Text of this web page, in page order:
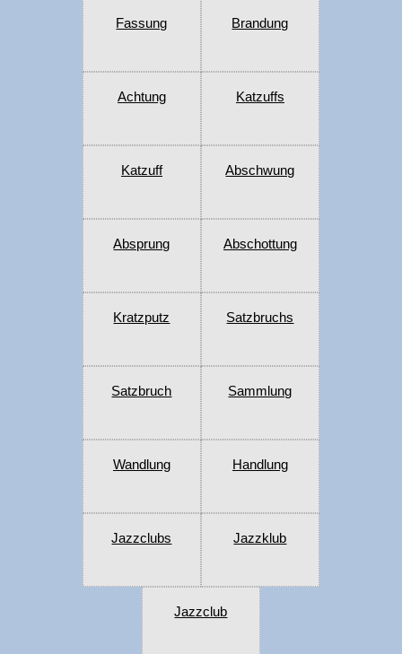
Fassung Brandung
Achtung Katzuffs
Katzuff Abschwung
Absprung Abschottung
Kratzputz Satzbruchs
Satzbruch Sammlung
Wandlung Handlung
Jazzclubs Jazzklub
Jazzclub